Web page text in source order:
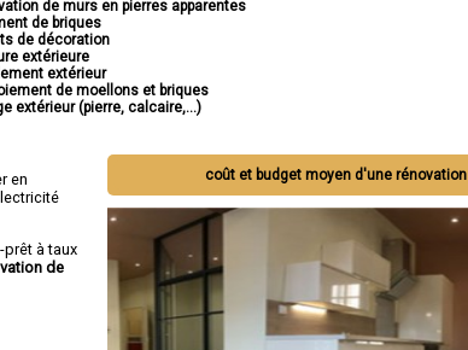
de murs en pierres apparentes
de briques
de décoration
extérieure
extérieur
de moellons et briques
extérieur (pierre, calcaire,...)
coût et budget moyen d'une rénovation
en
à taux
de